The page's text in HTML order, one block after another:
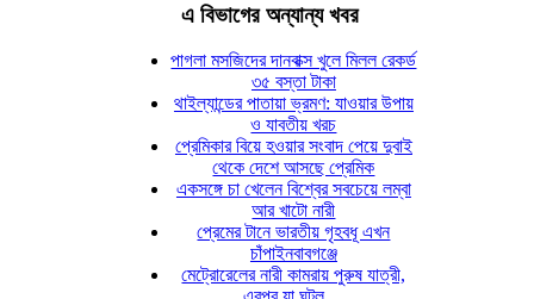
এ বিভাগের অন্যান্য খবর
পাগলা মসজিদের দানবাক্স খুলে মিলল রেকর্ড
৩৫ বস্তা টাকা
থাইল্যান্ডের পাতায়া ভ্রমণ: যাওয়ার উপায়
ও যাবতীয় খরচ
প্রেমিকার বিয়ে হওয়ার সংবাদ পেয়ে দুবাই
থেকে দেশে আসছে প্রেমিক
একসঙ্গে চা খেলেন বিশ্বের সবচেয়ে লম্বা
আর খাটো নারী
প্রেমের টানে ভারতীয় গৃহবধূ এখন
চাঁপাইনবাবগঞ্জে
মেট্রোরেলের নারী কামরায় পুরুষ যাত্রী,